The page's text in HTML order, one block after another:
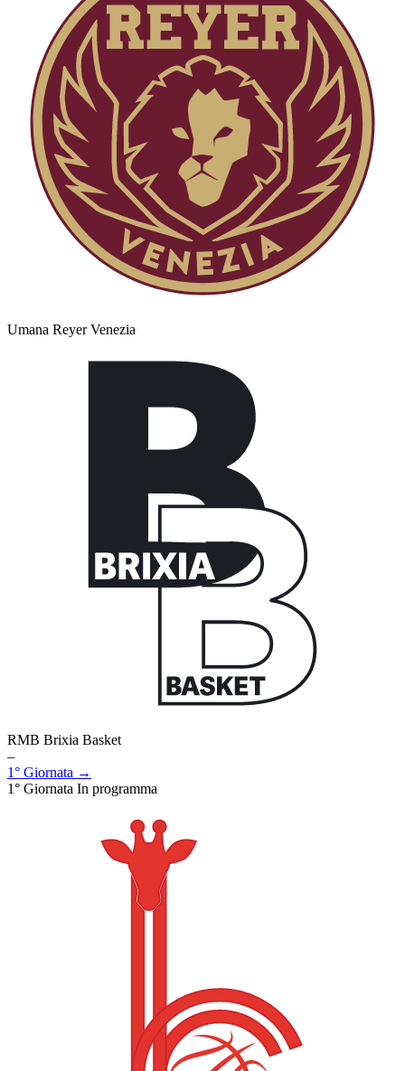
Umana Reyer Venezia
RMB Brixia Basket
–
1° Giornata →
1° Giornata In programma